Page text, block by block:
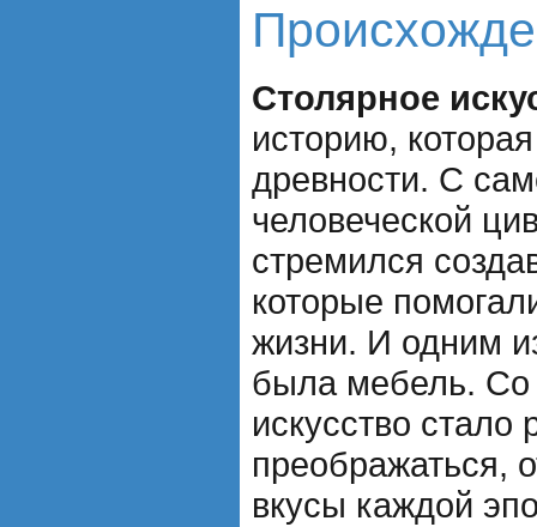
Столярное
историю,
древности. С
человеческой
стремился
которые
жизни. И одним
была мебель. Со
искусство стало
преображаться,
вкусы каждой